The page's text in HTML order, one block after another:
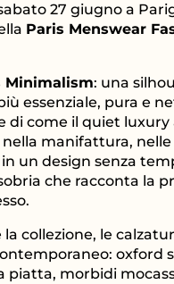
27 giugno a
Paris Menswear
Minimalism: una
essenziale, pura e
di come il quiet luxury
manifattura, nelle
un design senza
che racconta la
collezione, le
oxford
piatta, morbidi